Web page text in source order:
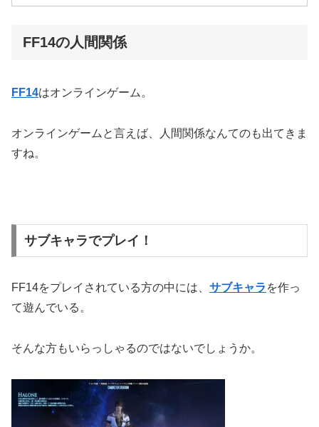
FF14の人間関係
FF14はオンラインゲーム。
オンラインゲームと言えば、人間関係なんてのも出てきま
すね。
サブキャラでプレイ！
FF14をプレイされている方の中には、 サブキャラ を作っ
て遊んでいる。
そんな方もいらっしゃるのではないでしょうか。